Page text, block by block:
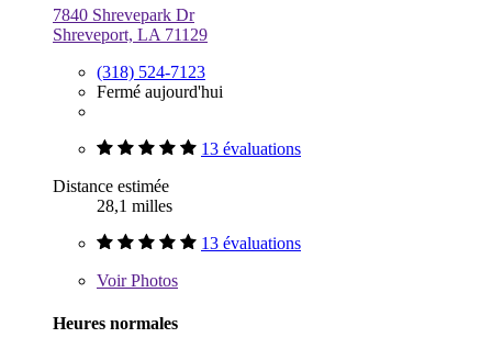
7840 Shrevepark Dr
Shreveport, LA 71129
(318) 524-7123
Fermé aujourd'hui
13 évaluations
Distance estimée
28,1 milles
13 évaluations
VoirPhotos
Heures normales